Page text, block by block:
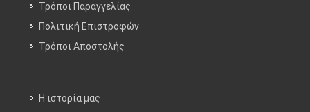
Τρόποι Παραγγελίας
Πολιτική Επιστροφών
Τρόποι Aποστολής
Η ιστορία μας